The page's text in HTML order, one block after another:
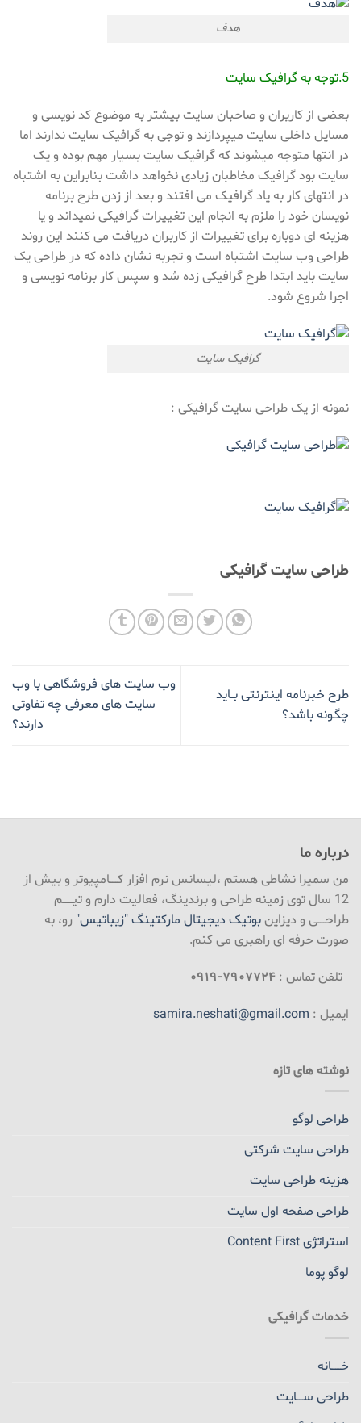
هدف
5.توجه به گرافیک سایت
بعضی از کاریران و صاحبان سایت بیشتر به موضوع کد نویسی و
مسایل داخلی سایت میپردازند و توجی به گرافیک سایت ندارند اما
در انتها متوجه میشوند که گرافیک سایت بسیار مهم بوده و یک
سایت بود گرافیک مخاطبان زیادی نخواهد داشت بنابراین به اشتباه
در انتهای کار به یاد گرافیک می افتند و بعد از زدن طرح برنامه
نویسان خود را ملزم به انجام این تغییرات گرافیکی نمیداند و یا
هزینه ای دوباره برای تغییرات از کاربران دریافت می کنند این روند
طراحی وب سایت اشتباه است و تجربه نشان داده که در طراحی یک
سایت باید ابتدا طرح گرافیکی زده شد و سپس کار برنامه نویسی و
اجرا شروع شود.
گرافیک سایت
نمونه از یک طراحی سایت گرافیکی :
طراحی سایت گرافیکی
طرح خبرنامه اینترنتی بــاید
چگـونه باشد؟
وب سایت های فروشگاهی با وب
سایت های معرفی چه تفاوتی
دارند؟
درباره ما
من سمیرا نشاطی هستم ،لیسانس نرم افزار کـــــامپیوتر و بیش از
12 سال توی زمینه طراحی و برندینگ، فعالیت دارم و تیــــــم
طراحـــــی و دیزاین بوتیک دیجیتال مارکتینگ "زیباتیس" رو، به
صورت حرفه ای راهبری می کنم.
تلفن تماس : ۷۹۰۷۷۲۴-۰۹۱۹
ایمیل : samira.neshati@gmail.com
نوشته های تازه
طراحی لوگو
طراحی سایت شرکتی
هزینه طراحی سایت
طراحی صفحه اول سایت
استراتژی Content First
لوگو پوما
خدمات گرافیکی
خــــــانه
طراحی ســــایت